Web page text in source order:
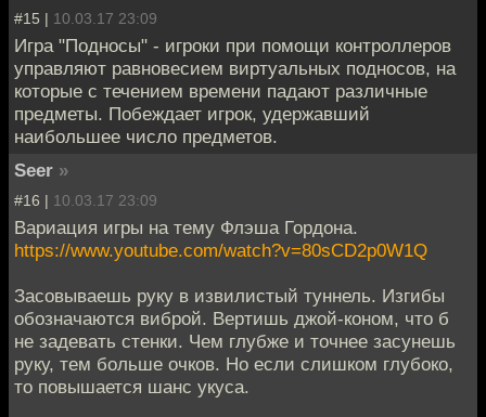
#15 | 10.03.17 23:09
Игра "Подносы" - игроки при помощи контроллеров
управляют равновесием виртуальных подносов, на
которые с течением времени падают различные
предметы. Побеждает игрок, удержавший
наибольшее число предметов.
Seer »
#16 | 10.03.17 23:09
Вариация игры на тему Флэша Гордона.
https://www.youtube.com/watch?v=80sCD2p0W1Q
Засовываешь руку в извилистый туннель. Изгибы
обозначаются виброй. Вертишь джой-коном, что б
не задевать стенки. Чем глубже и точнее засунешь
руку, тем больше очков. Но если слишком глубоко,
то повышается шанс укуса.